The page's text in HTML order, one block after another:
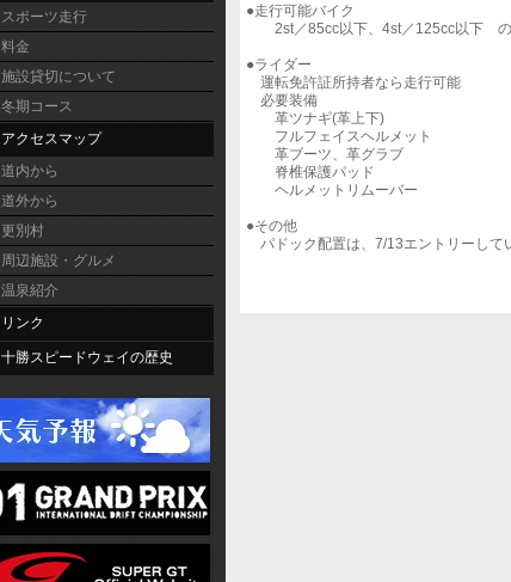
スポーツ走行
料金
施設貸切について
冬期コース
アクセスマップ
道内から
道外から
更別村
周辺施設・グルメ
温泉紹介
リンク
十勝スピードウェイの歴史
●走行可能バイク
2st／85cc以下、4st／125cc以下
●ライダー
運転免許証所持者なら走行可能
必要装備
革ツナギ(革上下)
フルフェイスヘルメット
革ブーツ、革グラブ
脊椎保護パッド
ヘルメットリムーバー
●その他
パドック配置は、7/13エントリーして